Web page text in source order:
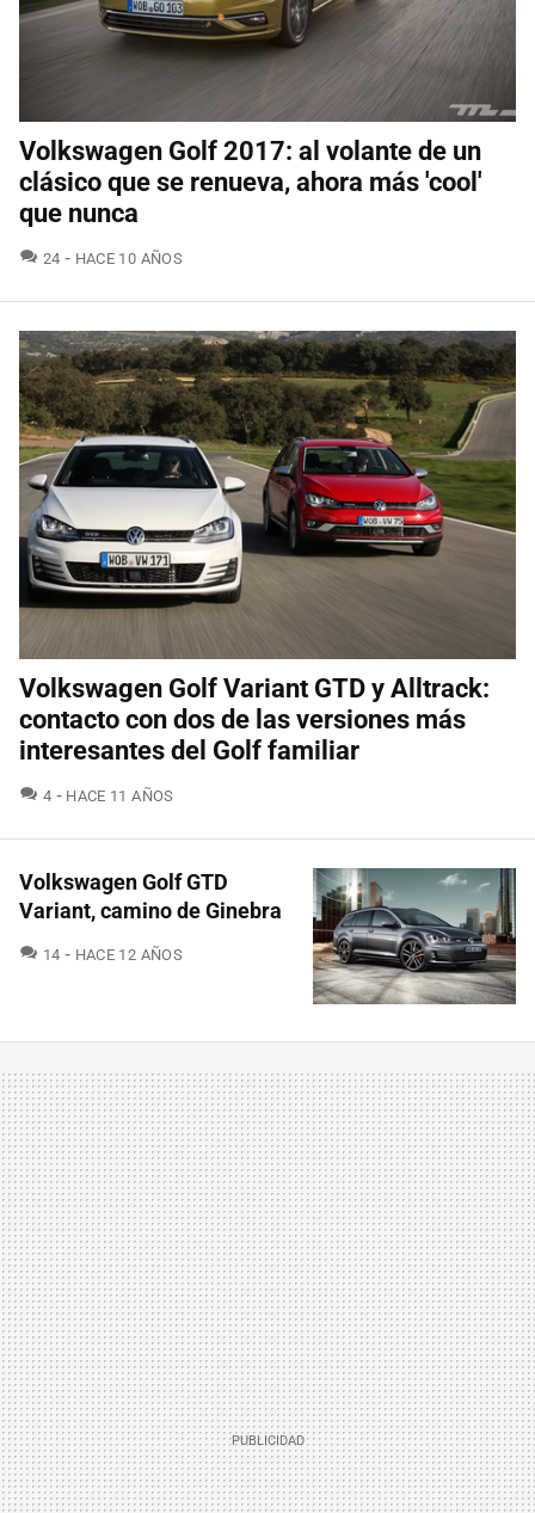
Volkswagen Golf 2017: al volante de un
clásico que se renueva, ahora más 'cool'
que nunca
24 COMENTARIOS
HACE 10 AÑOS
Volkswagen Golf Variant GTD y Alltrack:
contacto con dos de las versiones más
interesantes del Golf familiar
4 COMENTARIOS
HACE 11 AÑOS
Volkswagen Golf GTD
Variant, camino de Ginebra
14 COMENTARIOS
HACE 12 AÑOS